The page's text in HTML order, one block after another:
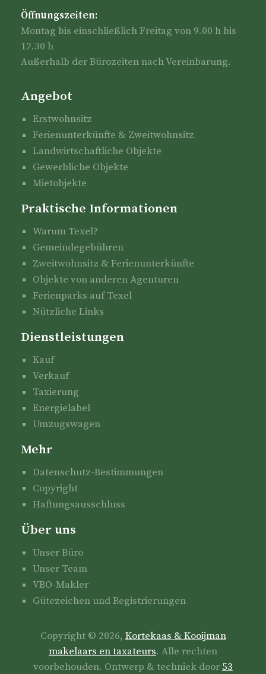
Angebot
Erstwohnsitz
Ferienunterkünfte & Zweitwohnsitz
Landwirtschaftliche Objekte
Gewerbliche Objekte
Mietobjekte
Praktische Informationen
Warum Texel?
Gemeindegebühren
Zweitwohnsitz & Ferienunterkünfte
Objekte von anderen Agenturen
Ferienparks auf Texel
Nützliche Links
Dienstleistungen
Kauf
Verkauf
Taxierung
Energielabel
Umzugswagen
Mehr
Datenschutz-Bestimmungen
Copyright
Haftungsausschluss
Über uns
Unser Büro
Unser Team
VBO-Makler
Gütezeichen und Registrierungen
Öffnungszeiten:
Montag bis einschließlich Freitag von 9.00 h bis
12.30 h
Außerhalb der Bürozeiten nach Vereinbarung.
Copyright © 2026, Kortekaas & Kooijman
makelaars en taxateurs. Alle rechten
voorbehouden. Ontwerp & techniek door 53